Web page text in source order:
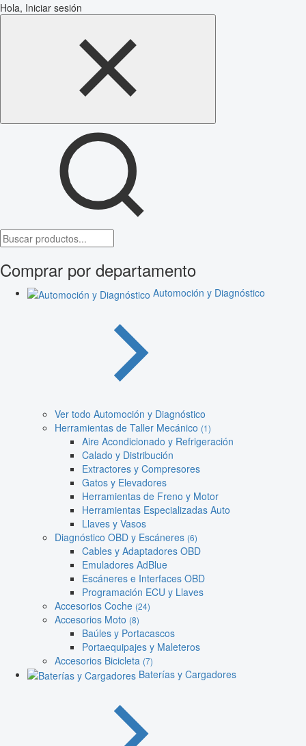
Hola, Iniciar sesión
Comprar por departamento
Automoción y Diagnóstico
Ver todo Automoción y Diagnóstico
Herramientas de Taller Mecánico (1)
Aire Acondicionado y Refrigeración
Calado y Distribución
Extractores y Compresores
Gatos y Elevadores
Herramientas de Freno y Motor
Herramientas Especializadas Auto
Llaves y Vasos
Diagnóstico OBD y Escáneres (6)
Cables y Adaptadores OBD
Emuladores AdBlue
Escáneres e Interfaces OBD
Programación ECU y Llaves
Accesorios Coche (24)
Accesorios Moto (8)
Baúles y Portacascos
Portaequipajes y Maleteros
Accesorios Bicicleta (7)
Baterías y Cargadores